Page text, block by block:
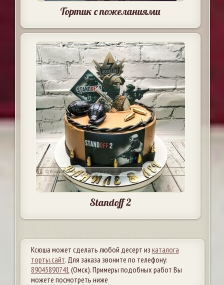
Тортик с пожеланиями
Standoff 2
Ксюша может сделать любой десерт из каталога
торты.сайт. Для заказа звоните по телефону:
89045890741 (Омск). Примеры подобных работ Вы
можете посмотреть ниже